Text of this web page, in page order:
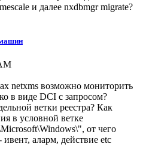
и далее nxdbmgr migrate?
netxms возможно мониторить
в виде DCI с запросом?
ветки реестра? Как
в условной ветке
от чего
аларм, действие etc